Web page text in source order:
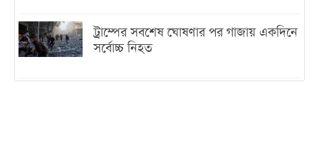
ট্রাম্পের সবশেষ ঘোষণার পর গাজায় একদিনে
সর্বোচ্চ নিহত